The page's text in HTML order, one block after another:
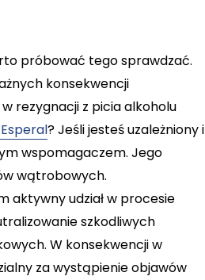
próbować tego sprawdzać.
konsekwencji
rezygnacji z picia alkoholu
? Jeśli jesteś uzależniony i
wspomagaczem. Jego
wątrobowych.
aktywny udział w procesie
szkodliwych
W konsekwencji w
za wystąpienie objawów